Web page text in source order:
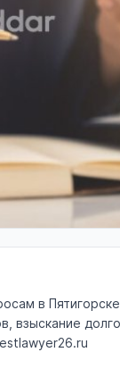
в
взыскание